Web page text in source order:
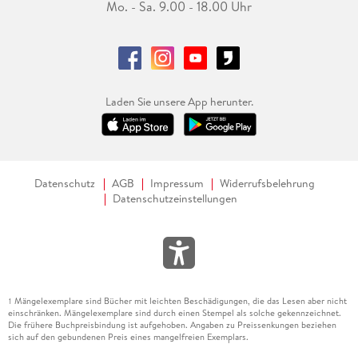
Mo. - Sa. 9.00 - 18.00 Uhr
Laden Sie unsere App herunter.
Datenschutz AGB Impressum
Widerrufsbelehrung
Datenschutzeinstellungen
1 Mängelexemplare sind Bücher mit leichten Beschädigungen, die das Lesen aber nicht
einschränken. Mängelexemplare sind durch einen Stempel als solche gekennzeichnet.
Die frühere Buchpreisbindung ist aufgehoben. Angaben zu Preissenkungen beziehen
sich auf den gebundenen Preis eines mangelfreien Exemplars.